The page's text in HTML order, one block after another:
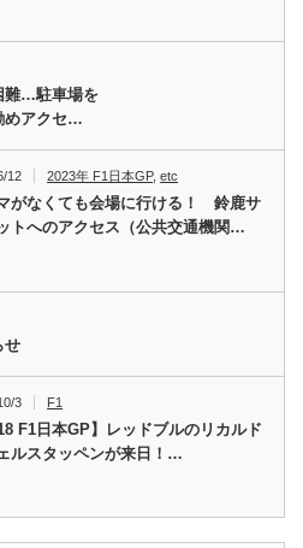
難…駐車場を
めアクセ…
12 2023年 F1日本GP,etc
がなくても会場に行ける！ 鈴鹿サ
トへのアクセス（公共交通機関…
せ
3 F1
F1日本GP】レッドブルのリカルド
ルスタッペンが来日！…